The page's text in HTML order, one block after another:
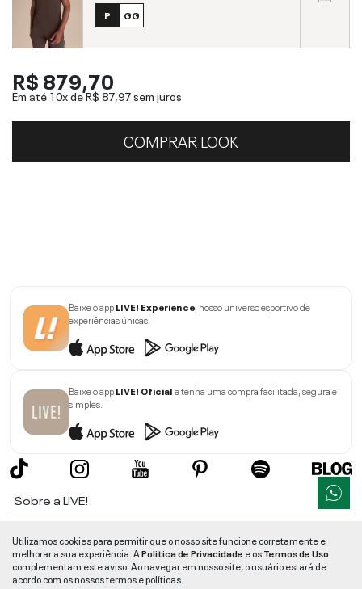
P GG
R$ 879,70
Em até 10x deR$ 87,97sem juros
COMPRAR LOOK
Baixe o appLIVE! Experience, nosso universo esportivo de
experiências únicas.
Baixe o appLIVE! Oficiale tenha uma compra facilitada, segura e
simples.
Sobre a LIVE!
Informações
Utilizamos cookies para permitir que o nosso site funcione corretamente e
melhorar a sua experiência. APolitica de Privacidade e osTermos de Uso
complementam este aviso. Ao navegar em nosso site, o usuário estará de
acordo com os nossos termos e políticas.